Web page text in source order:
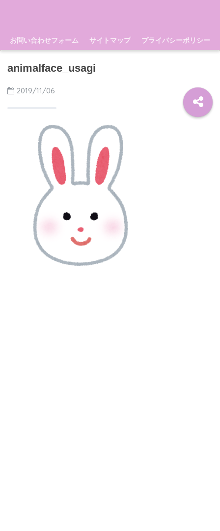
お問い合わせフォーム サイトマップ プライバシーポリシー
animalface_usagi
2019/11/06